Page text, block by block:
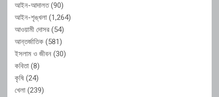
আইন-আদালত(90)
আইন-শৃঙ্খলা (1,264)
আওয়ামী দোসর (54)
আন্তর্জাতিক (581)
ইসলাম ও জীবন (30)
কবিতা (8)
কৃষি (24)
খেলা (239)